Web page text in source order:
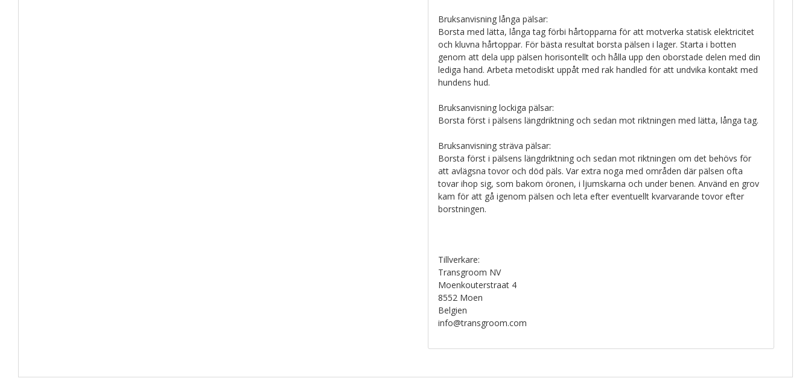
Bruksanvisning långa pälsar:
Borsta med lätta, långa tag förbi hårtopparna för att motverka statisk elektricitet
och kluvna hårtoppar. För bästa resultat borsta pälsen i lager. Starta i botten
genom att dela upp pälsen horisontellt och hålla upp den oborstade delen med din
lediga hand. Arbeta metodiskt uppåt med rak handled för att undvika kontakt med
hundens hud.
Bruksanvisning lockiga pälsar:
Borsta först i pälsens längdriktning och sedan mot riktningen med lätta, långa tag.
Bruksanvisning sträva pälsar:
Borsta först i pälsens längdriktning och sedan mot riktningen om det behövs för
att avlägsna tovor och död päls. Var extra noga med områden där pälsen ofta
tovar ihop sig, som bakom öronen, i ljumskarna och under benen. Använd en grov
kam för att gå igenom pälsen och leta efter eventuellt kvarvarande tovor efter
borstningen.
Tillverkare:
Transgroom NV
Moenkouterstraat 4
8552 Moen
Belgien
info@transgroom.com